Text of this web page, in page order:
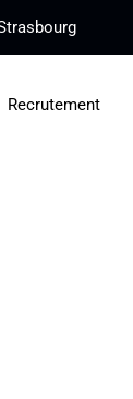
Recrutement